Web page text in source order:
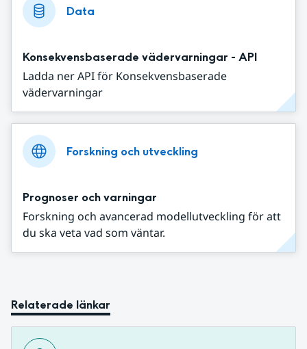
Data
Konsekvensbaserade vädervarningar - API
Ladda ner API för Konsekvensbaserade
vädervarningar
Forskning och utveckling
Prognoser och varningar
Forskning och avancerad modellutveckling för att
du ska veta vad som väntar.
Relaterade länkar